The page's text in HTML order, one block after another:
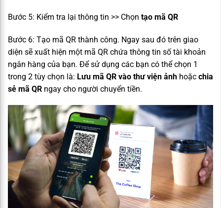
Bước 5: Kiểm tra lại thông tin >> Chọn tạo mã QR
Bước 6: Tạo mã QR thành công. Ngay sau đó trên giao
diện sẽ xuất hiện một mã QR chứa thông tin số tài khoản
ngân hàng của bạn. Để sử dụng các bạn có thể chọn 1
trong 2 tùy chọn là: Lưu mã QR vào thư viện ảnh hoặc chia
sẻ mã QR ngay cho người chuyển tiền.